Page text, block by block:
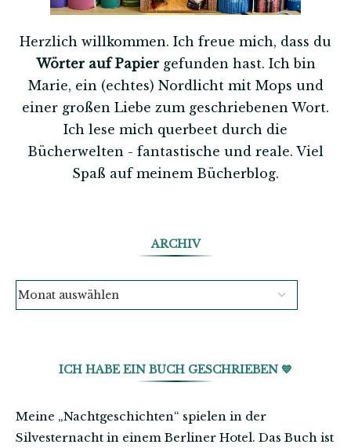
Herzlich willkommen. Ich freue mich, dass du
Wörter auf Papiergefunden hast. Ich bin
Marie, ein (echtes) Nordlicht mit Mops und
einer großen Liebe zum geschriebenen Wort.
Ich lese mich querbeet durch die
Bücherwelten - fantastische und reale. Viel
Spaß auf meinem Bücherblog.
ARCHIV
ICH HABE EIN BUCH GESCHRIEBEN 💙
Meine „Nachtgeschichten“ spielen in der
Silvesternacht in einem Berliner Hotel. Das Buch ist